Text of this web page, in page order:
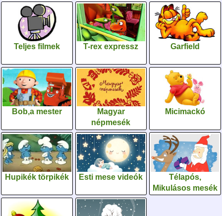
Teljes filmek T-rex expressz Garfield
Bob,a mester
Magyar
népmesék
Micimackó
Hupikék törpikék Esti mese videók
Télapós,
Mikulásos mesék